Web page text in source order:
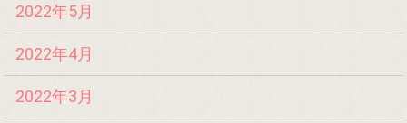
2022年5月
2022年4月
2022年3月